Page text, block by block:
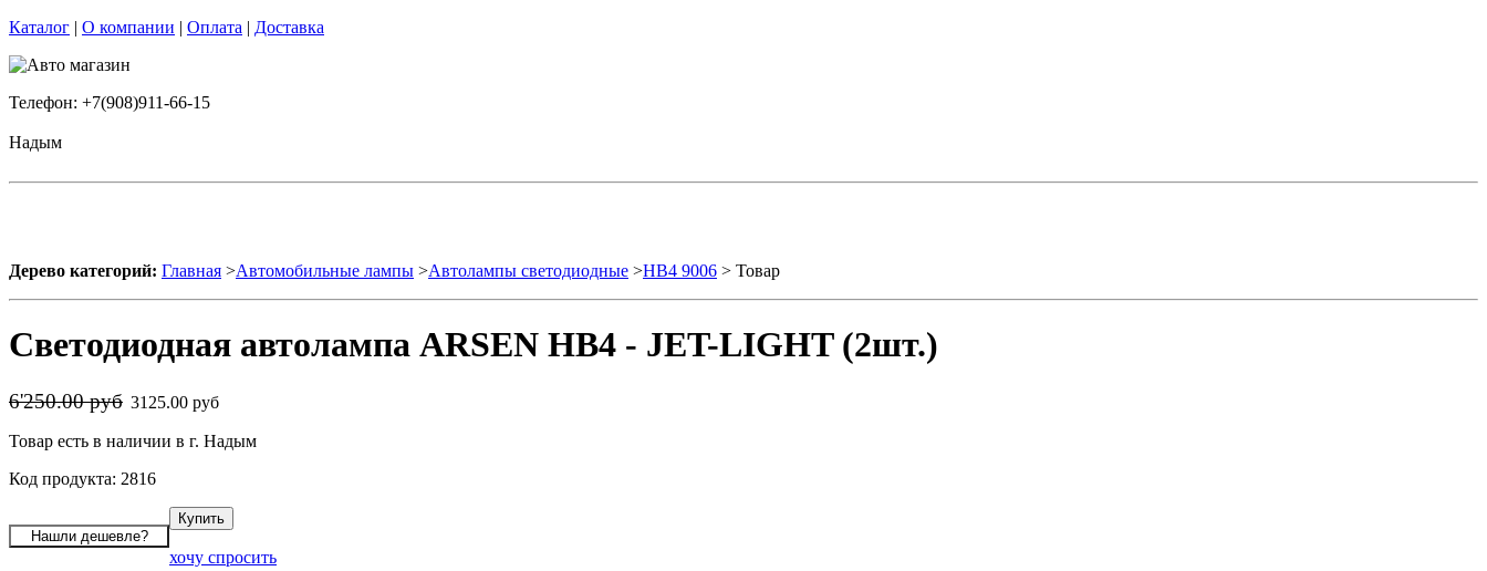
Каталог | О компании | Оплата | Доставка
Телефон: +7(908)911-66-15
Надым
Дерево категорий: Главная >Автомобильные лампы >Автолампы светодиодные >HB4 9006 > Товар
Светодиодная автолампа ARSEN HB4 - JET-LIGHT (2шт.)
6'250.00 руб 3125.00 руб
Товар есть в наличии в г. Надым
Код продукта: 2816
хочу спросить